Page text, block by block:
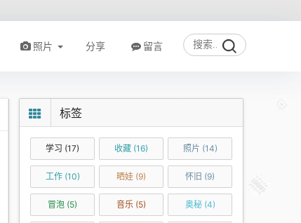
照片 分享 留言
标签
学习 (17) 收藏 (16) 照片 (14)
工作(10) 晒娃 (9) 怀旧 (9)
冒泡 (5) 音乐 (5) 奥秘(4)